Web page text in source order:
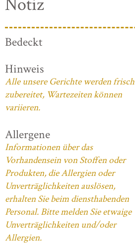
Notiz
Bedeckt
Hinweis
Alle unsere Gerichte werden frisch
zubereitet, Wartezeiten können
variieren.
Allergene
Informationen über das
Vorhandensein von Stoffen oder
Produkten, die Allergien oder
Unverträglichkeiten auslösen,
erhalten Sie beim diensthabenden
Personal. Bitte melden Sie etwaige
Unverträglichkeiten und/oder
Allergien.